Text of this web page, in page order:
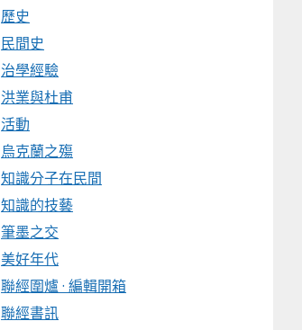
歷史
民間史
治學經驗
洪業與杜甫
活動
烏克蘭之殤
知識分子在民間
知識的技藝
筆墨之交
美好年代
聯經圍爐 · 編輯開箱
聯經書訊